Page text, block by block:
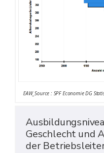
EAW_Source : SPF Economie DG
Geschlecht und
der